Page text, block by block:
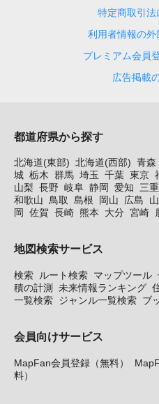
特定商取引
利用者情報の
プレミアム会員
広告掲載
都道府県から探す
北海道(東部) 北海道(西部) 青森
城 栃木 群馬 埼玉 千葉 東京
山梨 長野 岐阜 静岡 愛知 三重
和歌山
鳥取 島根 岡山 広島
岡
佐賀 長崎 熊本 大分 宮崎
地図検索サービス
検索 ルート検索 マップツール
積の計測
未来情報ランキング
一覧検索 ジャンル一覧検索 ブ
会員向けサービス
MapFan会員登録（無料）
料）